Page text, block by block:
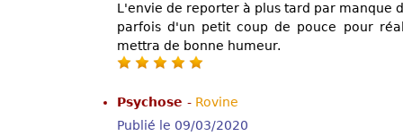
L'envie de reporter à plus tard par manque
parfois d'un petit coup de pouce pour
mettra de bonne humeur.
Psychose - Rovine
Publié le 09/03/2020